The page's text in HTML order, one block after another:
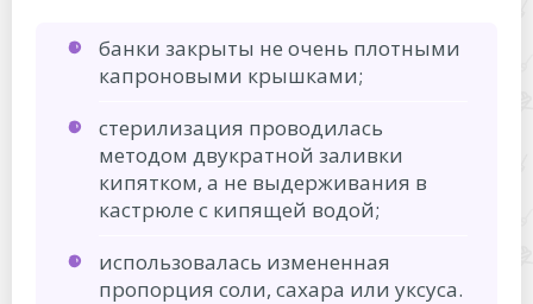
банки закрыты не очень плотными
капроновыми крышками;
стерилизация проводилась
методом двукратной заливки
кипятком, а не выдерживания в
кастрюле с кипящей водой;
использовалась измененная
пропорция соли, сахара или уксуса.